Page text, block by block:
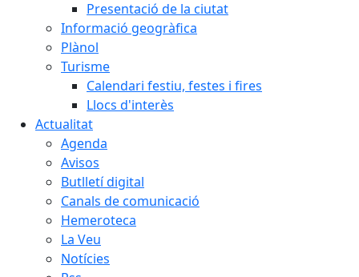
Presentació de la ciutat
Informació geogràfica
Plànol
Turisme
Calendari festiu, festes i fires
Llocs d'interès
Actualitat
Agenda
Avisos
Butlletí digital
Canals de comunicació
Hemeroteca
La Veu
Notícies